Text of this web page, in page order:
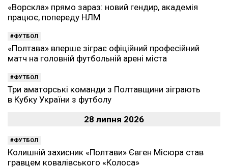
«Ворскла» прямо зараз: новий гендир, академія
працює, попереду НЛМ
ФУТБОЛ
«Полтава» вперше зіграє офіційний професійний
матч на головній футбольній арені міста
ФУТБОЛ
Три аматорські команди з Полтавщини зіграють
в Кубку України з футболу
28 липня 2026
ФУТБОЛ
Колишній захисник «Полтави» Євген Місюра став
гравцем ковалівського «Колоса»